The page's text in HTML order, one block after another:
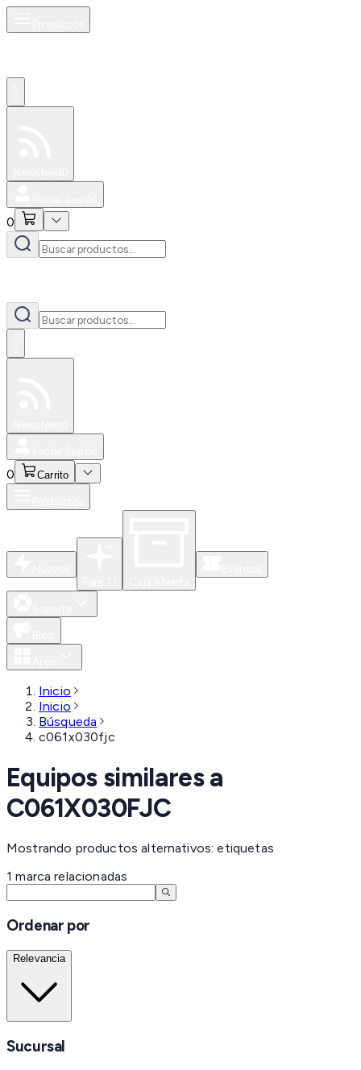
0
0 Carrito
Inicio
Inicio
Búsqueda
c061x030fjc
Equipos similares a
C061X030FJC
Mostrando productos alternativos: etiquetas
1 marca relacionadas
Ordenar por
Relevancia
Sucursal